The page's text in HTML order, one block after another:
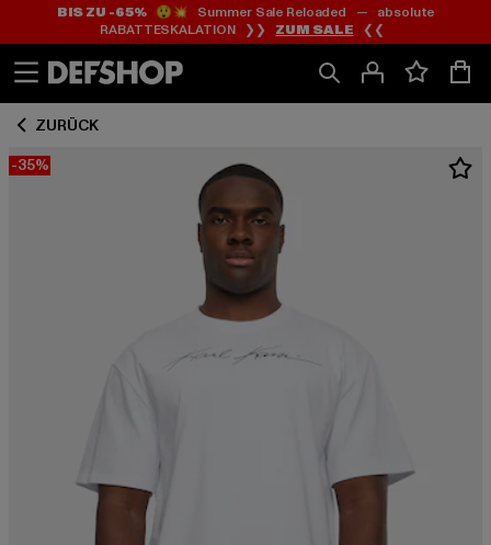
Zum
Inhalt
springen
Zum
Fußzeile
springen
BIS ZU -65%😲💥 Summer Sale Reloaded — absolute
RABATTESKALATION ❯❯ ZUM SALE ❮❮
ZURÜCK
-35%